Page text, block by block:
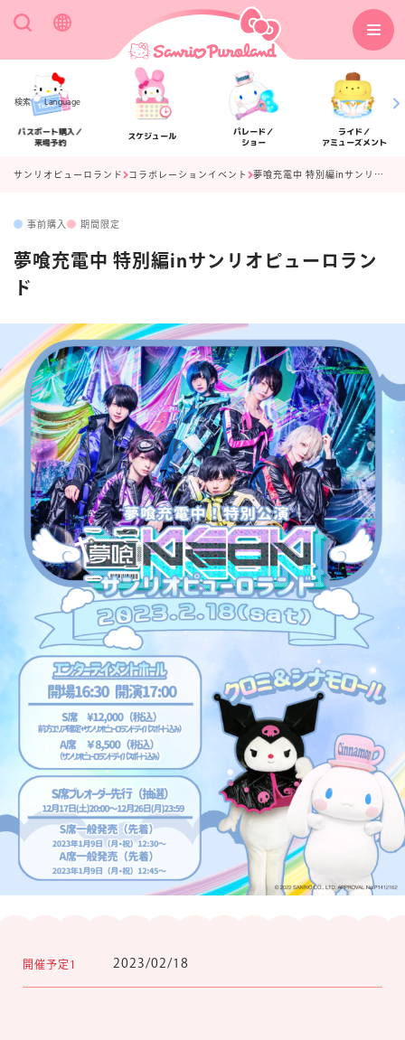
検索 Language
パスポート購入／
来場予約
スケジュール
パレード／
ショー
ライド／
アミューズメント
楽しみ方 サービスガイド
よくあるご質問 ニュース
公式SNS／アプリ
コラボレーション
イベント
マイページ
サンリオピューロランド コラボレーションイベント 夢喰充電中 特別編inサンリオピューロランド
事前購入 期間限定
夢喰充電中 特別編inサンリオピューロラン
ド
開催予定1 2023/02/18